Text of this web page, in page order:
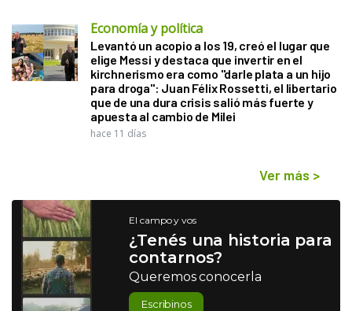
Economía y política
Levantó un acopio a los 19, creó el lugar que
elige Messi y destaca que invertir en el
kirchnerismo era como "darle plata a un hijo
para droga": Juan Félix Rossetti, el libertario
que de una dura crisis salió más fuerte y
apuesta al cambio de Milei
hace 11 días
Ver más >
El campo y vos
¿Tenés una historia para
contarnos?
Queremos conocerla
Escribinos